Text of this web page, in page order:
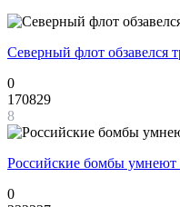
Северный флот обзавелся
0
170829
8
Российские бомбы умнеют
0